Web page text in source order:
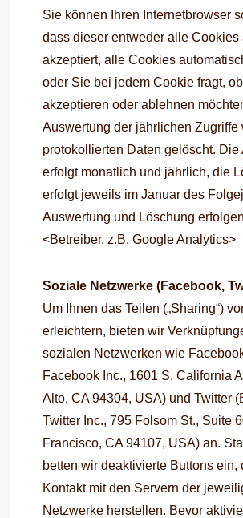
Sie können Ihren Internetbrowser
dass dieser entweder alle Cookies
akzeptiert, alle Cookies
oder Sie bei jedem Cookie fragt,
akzeptieren oder ablehnen
Auswertung der jährlichen Zugriffe
protokollierten Daten gelöscht. Die
erfolgt monatlich und jährlich, die
erfolgt jeweils im Januar des
Auswertung und Löschung
<Betreiber, z.B. Google Analytics>
Soziale Netzwerke (Facebook,
Um Ihnen das Teilen („Sharing“)
erleichtern, bieten wir
sozialen Netzwerken wie
Facebook Inc., 1601 S. California
Alto, CA 94304, USA) und Twitter
Twitter Inc., 795 Folsom St., Suite
Francisco, CA 94107, USA) an.
betten wir deaktivierte Buttons ein,
Kontakt mit den Servern der
Netzwerke herstellen. Bevor